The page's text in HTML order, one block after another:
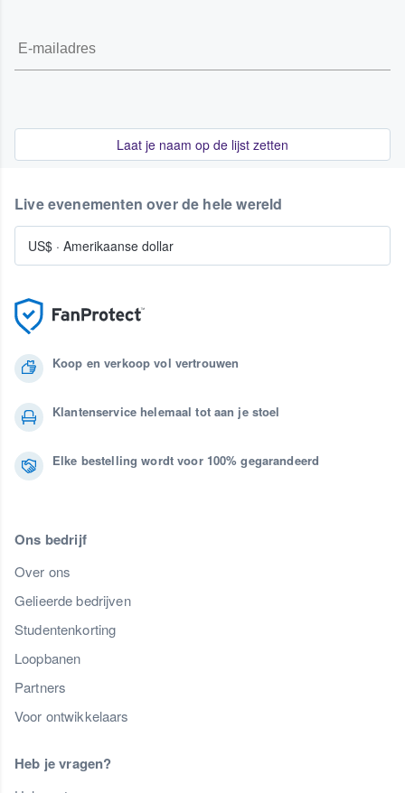
Laat je naam op de lijst zetten
Koop en verkoop vol vertrouwen
Klantenservice helemaal tot aan je stoel
Elke bestelling wordt voor 100% gegarandeerd
Ons bedrijf
Over ons
Gelieerde bedrijven
Studentenkorting
Loopbanen
Partners
Voor ontwikkelaars
Heb je vragen?
Live evenementen over de hele wereld
US$ · Amerikaanse dollar